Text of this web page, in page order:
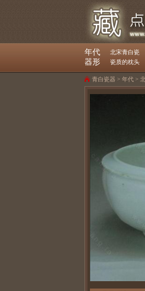
年代 北宋青白瓷
器形 瓷质的枕头
青白瓷器 > 年代 >